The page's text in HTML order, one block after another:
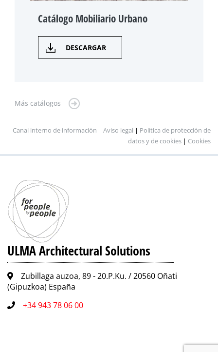
Catálogo Mobiliario Urbano
DESCARGAR
Más catálogos
Canal interno de información | Aviso legal | Política de protección de
datos y de cookies | Cookies
ULMA Architectural Solutions
Zubillaga auzoa, 89 - 20.P.Ku. / 20560 Oñati
(Gipuzkoa) España
+34 943 78 06 00